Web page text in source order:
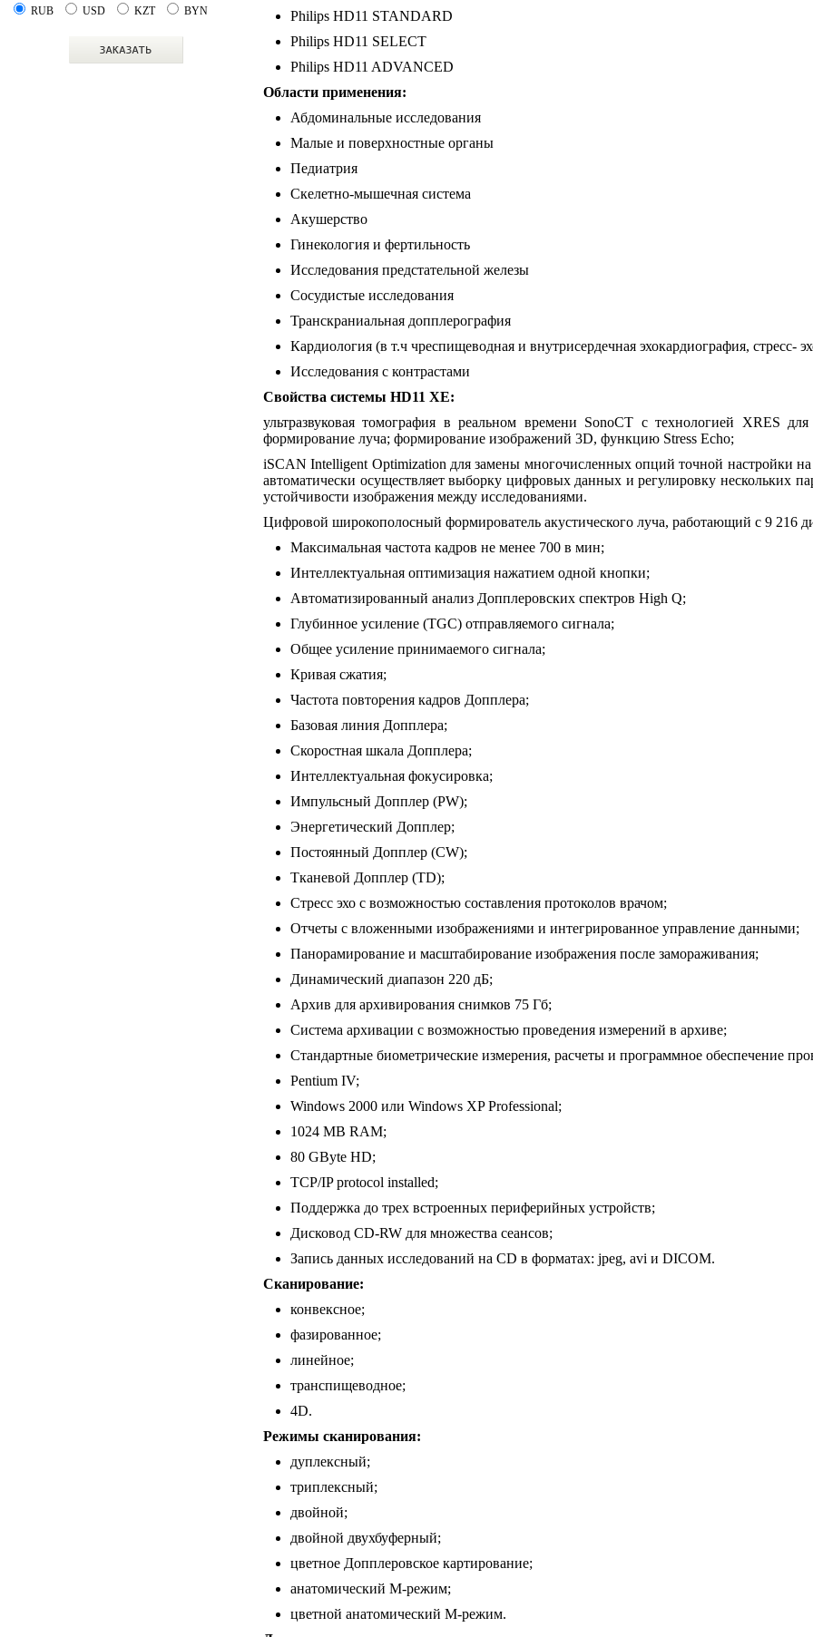
RUB USD KZT BYN
Philips HD11 STANDARD
Philips HD11 SELECT
Philips HD11 ADVANCED
Области применения:
Абдоминальные исследования
Малые и поверхностные органы
Педиатрия
Скелетно-мышечная система
Акушерство
Гинекология и фертильность
Исследования предстательной железы
Сосудистые исследования
Транскраниальная допплерография
Кардиология (в т.ч чреспищеводная и внутрисердечная эхокардиография, стресс-
Исследования с контрастами
Свойства системы HD11 XE:
ультразвуковая томография в реальном времени SonoCT с технологией XRES
формирование луча; формирование изображений 3D, функцию Stress Echo;
iSCAN Intelligent Optimization для замены многочисленных опций точной настройки
автоматически осуществляет выборку цифровых данных и регулировку нескольких
устойчивости изображения между исследованиями.
Цифровой широкополосный формирователь акустического луча, работающий с 9 216
Максимальная частота кадров не менее 700 в мин;
Интеллектуальная оптимизация нажатием одной кнопки;
Автоматизированный анализ Допплеровских спектров High Q;
Глубинное усиление (TGC) отправляемого сигнала;
Общее усиление принимаемого сигнала;
Кривая сжатия;
Частота повторения кадров Допплера;
Базовая линия Допплера;
Скоростная шкала Допплера;
Интеллектуальная фокусировка;
Импульсный Допплер (PW);
Энергетический Допплер;
Постоянный Допплер (CW);
Тканевой Допплер (TD);
Стресс эхо с возможностью составления протоколов врачом;
Отчеты с вложенными изображениями и интегрированное управление данными;
Панорамирование и масштабирование изображения после замораживания;
Динамический диапазон 220 дБ;
Архив для архивирования снимков 75 Гб;
Система архивации с возможностью проведения измерений в архиве;
Стандартные биометрические измерения, расчеты и программное обеспечение
Pentium IV;
Windows 2000 или Windows XP Professional;
1024 MB RAM;
80 GByte HD;
TCP/IP protocol installed;
Поддержка до трех встроенных периферийных устройств;
Дисковод CD-RW для множества сеансов;
Запись данных исследований на CD в форматах: jpeg, avi и DICOM.
Сканирование:
конвексное;
фазированное;
линейное;
транспищеводное;
4D.
Режимы сканирования:
дуплексный;
триплексный;
двойной;
двойной двухбуферный;
цветное Допплеровское картирование;
анатомический M-режим;
цветной анатомический M-режим.